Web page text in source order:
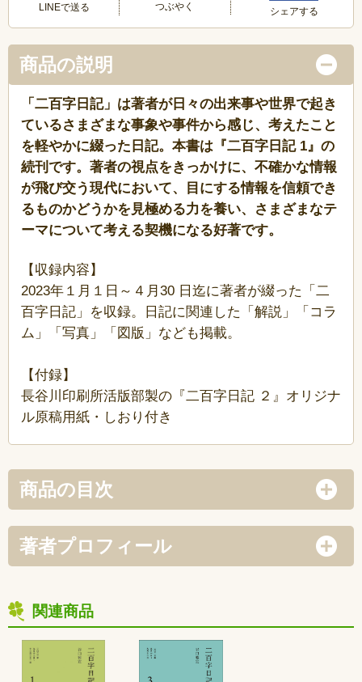
LINEで送る つぶやく シェアする
商品の説明
「二百字日記」は著者が日々の出来事や世界で起き
ているさまざまな事象や事件から感じ、考えたこと
を軽やかに綴った日記。本書は『二百字日記 1』の
続刊です。著者の視点をきっかけに、不確かな情報
が飛び交う現代において、目にする情報を信頼でき
るものかどうかを見極める力を養い、さまざまなテ
ーマについて考える契機になる好著です。
【収録内容】
2023年１月１日～４月30 日迄に著者が綴った「二
百字日記」を収録。日記に関連した「解説」「コラ
ム」「写真」「図版」なども掲載。
【付録】
長谷川印刷所活版部製の『二百字日記 ２』オリジナ
ル原稿用紙・しおり付き
商品の目次
著者プロフィール
関連商品